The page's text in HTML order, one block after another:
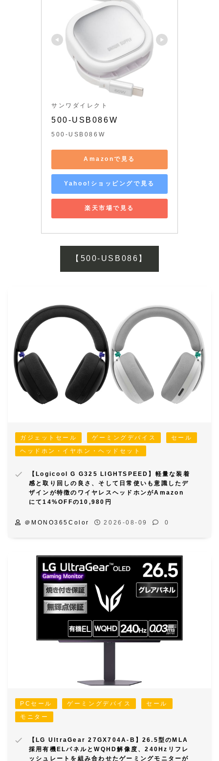
サンワダイレクト
500-USB086W
500-USB086W
Amazonで見る
Yahoo!ショッピングで見る
楽天市場で見る
【500-USB086】
ガジェットセール ゲーミングデバイス
セール
ヘッドホン・イヤホン・ヘッドセット
【Logicool G G325 LIGHTSPEED】軽量な装着
感と取り回しの良さ、そして日常使いも意識したデ
ザインが特徴のワイヤレスヘッドホンがAmazon
にて14%OFFの10,980円
＠MONO365Color 2026-08-09 0
PCセール ゲーミングデバイス
セール
モニター
【LG UltraGear 27GX704A-B】26.5型のMLA
採用有機ELパネルとWQHD解像度、240Hzリフレ
ッシュレートを組み合わせたゲーミングモニターが